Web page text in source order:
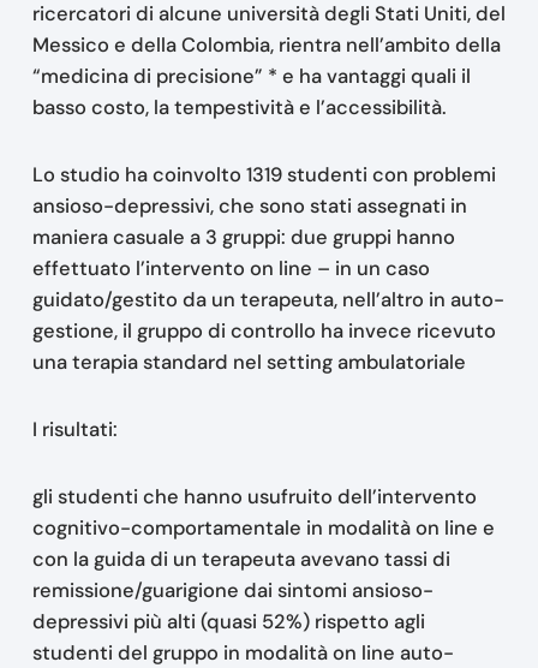
ricercatori di alcune università degli Stati Uniti, del
Messico e della Colombia, rientra nell’ambito della
“medicina di precisione” * e ha vantaggi quali il
basso costo, la tempestività e l’accessibilità.
Lo studio ha coinvolto 1319 studenti con problemi
ansioso-depressivi, che sono stati assegnati in
maniera casuale a 3 gruppi: due gruppi hanno
effettuato l’intervento on line – in un caso
guidato/gestito da un terapeuta, nell’altro in auto-
gestione, il gruppo di controllo ha invece ricevuto
una terapia standard nel setting ambulatoriale
I risultati:
gli studenti che hanno usufruito dell’intervento
cognitivo-comportamentale in modalità on line e
con la guida di un terapeuta avevano tassi di
remissione/guarigione dai sintomi ansioso-
depressivi più alti (quasi 52%) rispetto agli
studenti del gruppo in modalità on line auto-